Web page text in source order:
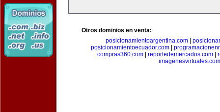
Otros dominios en venta:
posicionamientoargentina.com|
posicionamientoecuador.com
compras360.com
reportedemercados.com
imagenesvirtuales.com